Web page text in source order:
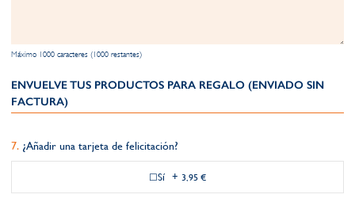
Máximo 1000 caracteres (1000 restantes)
ENVUELVE TUS PRODUCTOS PARA REGALO (ENVIADO SIN
FACTURA)
¿Añadir una tarjeta de felicitación?
Sí + 3,95 €